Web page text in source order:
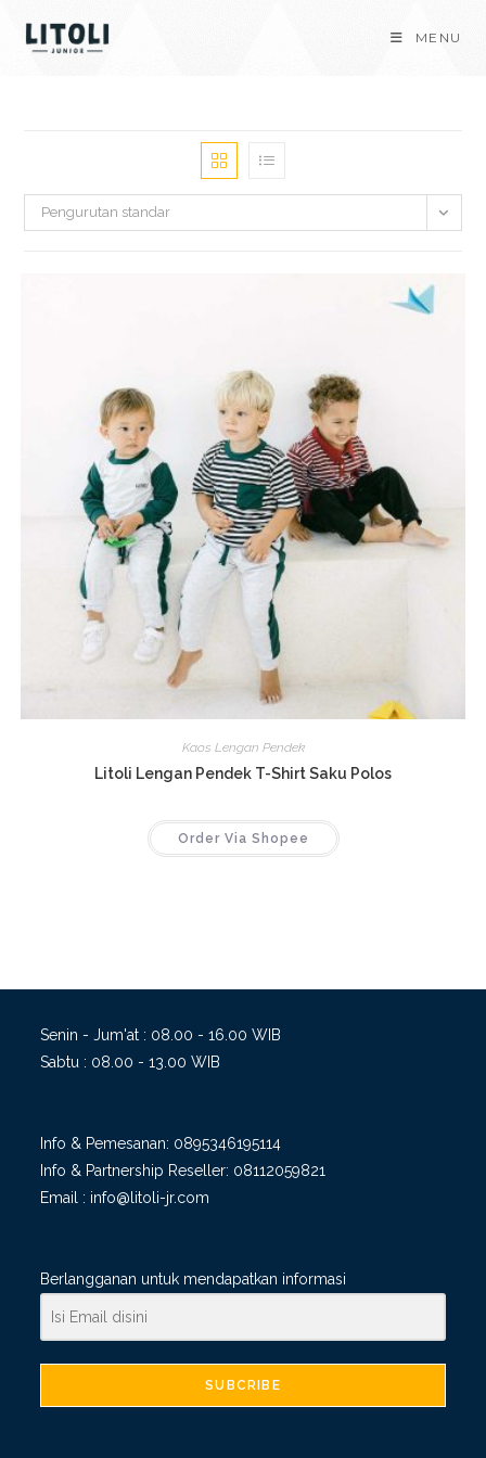
MENU
Pengurutan standar
Kaos Lengan Pendek
Litoli Lengan Pendek T-Shirt Saku Polos
Order Via Shopee
Senin - Jum'at : 08.00 - 16.00 WIB
Sabtu : 08.00 - 13.00 WIB
Info & Pemesanan: 0895346195114
Info & Partnership Reseller: 08112059821
Email : info@litoli-jr.com
Berlangganan untuk mendapatkan informasi
SUBCRIBE